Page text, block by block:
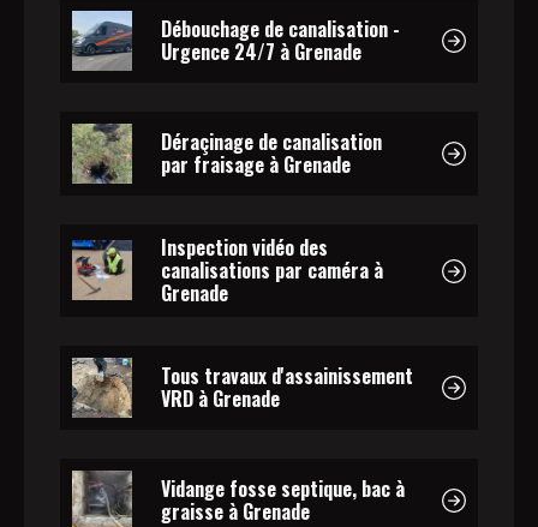
Débouchage de canalisation -
Urgence 24/7 à Grenade
Déraçinage de canalisation
par fraisage à Grenade
Inspection vidéo des
canalisations par caméra à
Grenade
Tous travaux d'assainissement
VRD à Grenade
Vidange fosse septique, bac à
graisse à Grenade